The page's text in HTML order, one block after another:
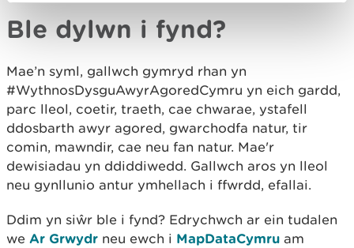
Ble dylwn i fynd?
Mae’n syml, gallwch gymryd rhan yn
#WythnosDysguAwyrAgoredCymru yn eich gardd,
parc lleol, coetir, traeth, cae chwarae, ystafell
ddosbarth awyr agored, gwarchodfa natur, tir
comin, mawndir, cae neu fan natur. Mae'r
dewisiadau yn ddiddiwedd. Gallwch aros yn lleol
neu gynllunio antur ymhellach i ffwrdd, efallai.
Ddim yn siŵr ble i fynd? Edrychwch ar ein tudalen
we Ar Grwydr neu ewch i MapDataCymru am